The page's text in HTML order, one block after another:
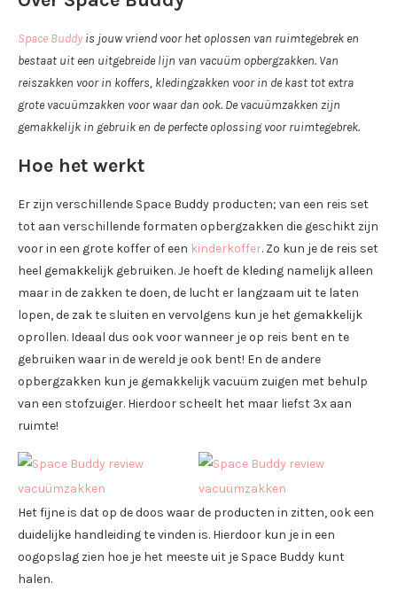
Space Buddy is jouw vriend voor het oplossen van ruimtegebrek en
bestaat uit een uitgebreide lijn van vacuüm opbergzakken. Van
reiszakken voor in koffers, kledingzakken voor in de kast tot extra
grote vacuümzakken voor waar dan ook. De vacuümzakken zijn
gemakkelijk in gebruik en de perfecte oplossing voor ruimtegebrek.
Hoe het werkt
Er zijn verschillende Space Buddy producten; van een reis set
tot aan verschillende formaten opbergzakken die geschikt zijn
voor in een grote koffer of een kinderkoffer. Zo kun je de reis set
heel gemakkelijk gebruiken. Je hoeft de kleding namelijk alleen
maar in de zakken te doen, de lucht er langzaam uit te laten
lopen, de zak te sluiten en vervolgens kun je het gemakkelijk
oprollen. Ideaal dus ook voor wanneer je op reis bent en te
gebruiken waar in de wereld je ook bent! En de andere
opbergzakken kun je gemakkelijk vacuüm zuigen met behulp
van een stofzuiger. Hierdoor scheelt het maar liefst 3x aan
ruimte!
Het fijne is dat op de doos waar de producten in zitten, ook een
duidelijke handleiding te vinden is. Hierdoor kun je in een
oogopslag zien hoe je het meeste uit je Space Buddy kunt
halen.